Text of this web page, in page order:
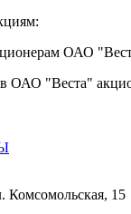
ОАО
ОАО "Веста"
Комсомольская, 15